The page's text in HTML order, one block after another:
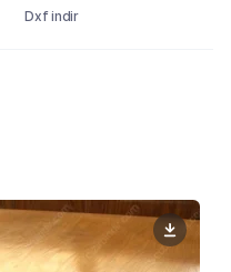
Dxf indir